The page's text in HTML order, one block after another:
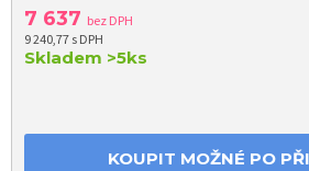
7 637 bez DPH
9 240,77 s DPH
Skladem >5ks
KOUPIT MOŽNÉ PO